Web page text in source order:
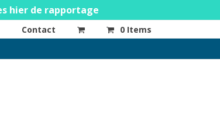
hier de rapportage
Contact 0 Items